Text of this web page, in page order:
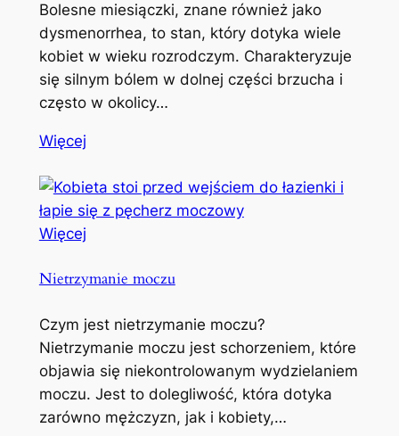
Bolesne miesiączki, znane również jako
dysmenorrhea, to stan, który dotyka wiele
kobiet w wieku rozrodczym. Charakteryzuje
się silnym bólem w dolnej części brzucha i
często w okolicy…
Więcej
Więcej
Nietrzymanie moczu
Czym jest nietrzymanie moczu?
Nietrzymanie moczu jest schorzeniem, które
objawia się niekontrolowanym wydzielaniem
moczu. Jest to dolegliwość, która dotyka
zarówno mężczyzn, jak i kobiety,…